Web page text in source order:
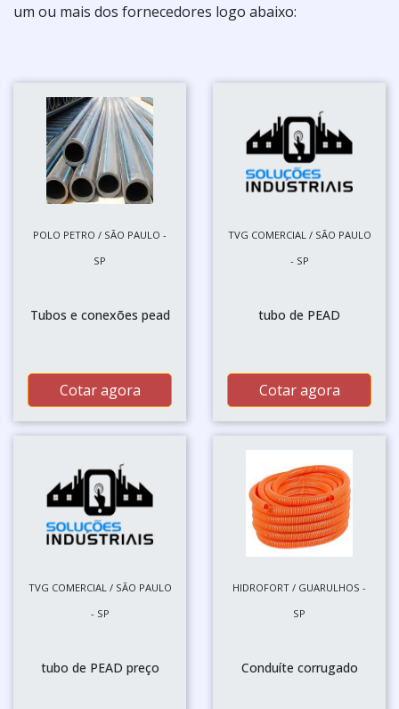
um ou mais dos fornecedores logo abaixo:
POLO PETRO / SÃO PAULO -
SP
Tubos e conexões pead
Cotar agora
TVG COMERCIAL / SÃO PAULO
- SP
tubo de PEAD
Cotar agora
TVG COMERCIAL / SÃO PAULO
- SP
tubo de PEAD preço
HIDROFORT / GUARULHOS -
SP
Conduíte corrugado